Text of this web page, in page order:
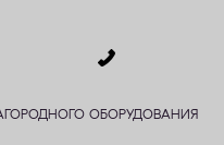
ОБОРУДОВАНИЯ